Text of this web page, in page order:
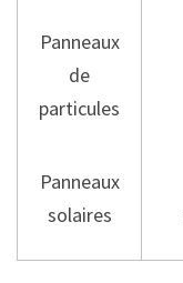
Panneaux
de
particules
Panneaux
solaires